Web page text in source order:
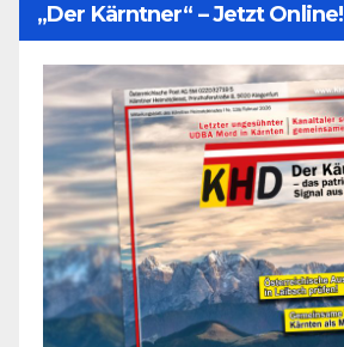
„Der Kärntner“ – Jetzt Online!